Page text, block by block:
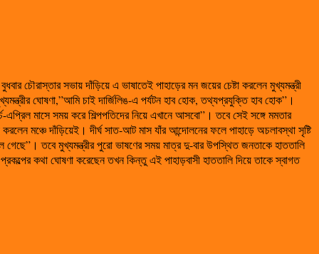
চৌরাস্তার সভায় দাঁড়িয়ে এ ভাষাতেই পাহাড়ের মন জয়ের চেষ্টা করলেন মুখ্যমন্ত্রী
ঘোষণা,”আমি চাই দার্জিলিঙ-এ পর্যটন হাব হোক, তথ্যপ্রযুক্তি হাব হোক”।
এপ্রিল মাসে সময় করে শিল্পপতিদের নিয়ে এখানে আসবো”। তবে সেই সঙ্গে মমতার
মঞ্চে দাঁড়িয়েই। দীর্ঘ সাত-আট মাস যাঁর আন্দোলনের ফলে পাহাড়ে অচলাবস্থা সৃষ্টি
তবে মুখ্যমন্ত্রীর পুরো ভাষণের সময় মাত্র দু-বার উপস্থিত জনতাকে হাততালি
কথা ঘোষণা করেছেন তখন কিন্তু এই পাহাড়বাসী হাততালি দিয়ে তাকে স্বাগত